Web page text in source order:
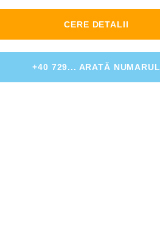
CERE DETALII
+40 729... ARATĂ NUMARUL